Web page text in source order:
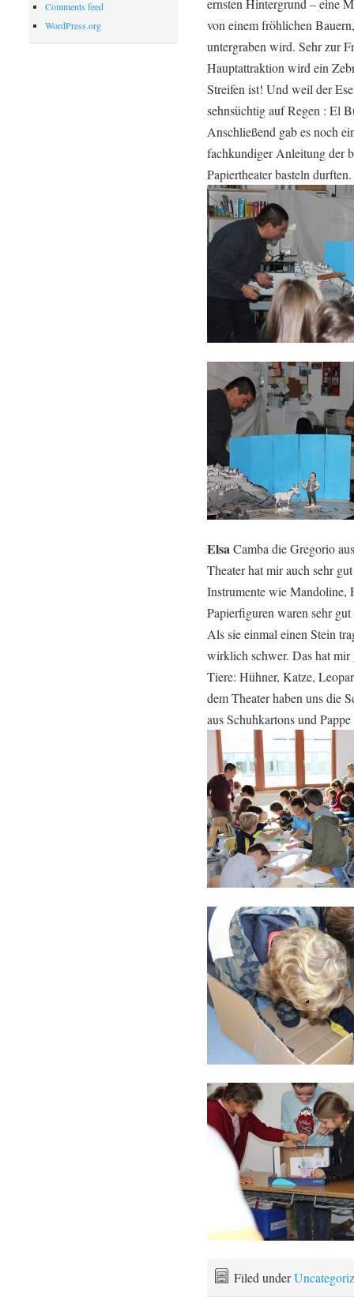
ernsten Hintergrund – eine
von einem fröhlichen
untergraben wird. Sehr zur
Hauptattraktion wird ein
Streifen ist! Und weil der
sehnsüchtig auf Regen : El
Anschließend gab es noch
fachkundiger Anleitung der
Papiertheater basteln durften.
ElsaCamba die Gregorio
Theater hat mir auch sehr
Instrumente wie Mandoline,
Papierfiguren waren sehr
Als sie einmal einen Stein
wirklich schwer. Das hat
Tiere: Hühner, Katze,
dem Theater haben uns die
aus Schuhkartons und
Filed under
Comments feed
WordPress.org